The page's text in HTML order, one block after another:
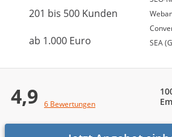
Formular in weniger als 5 Minuten
201 bis 500 Kunden
ab 1.000 Euro
SEA
4,9 6 Bewertungen